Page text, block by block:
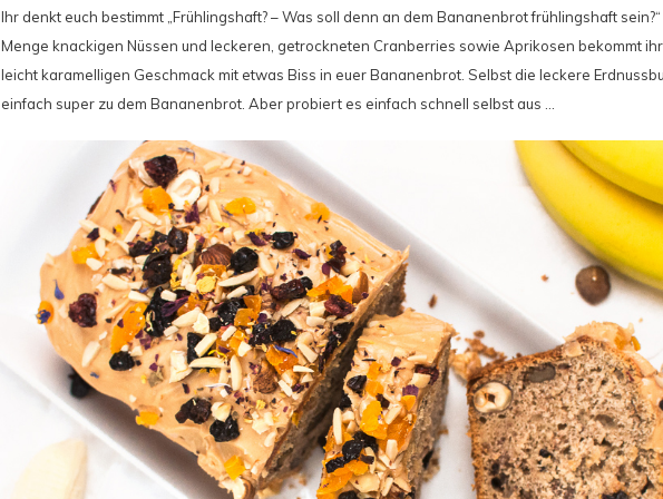
Ihr denkt euch bestimmt „Frühlingshaft? – Was soll denn an dem Bananenbrot frühlingshaft
Menge knackigen Nüssen und leckeren, getrockneten Cranberries sowie Aprikosen bekommt
leicht karamelligen Geschmack mit etwas Biss in euer Bananenbrot. Selbst die leckere
einfach super zu dem Bananenbrot. Aber probiert es einfach schnell selbst aus …